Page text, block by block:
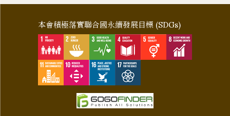
本會積極落實聯合國永續發展目標 (SDGs)